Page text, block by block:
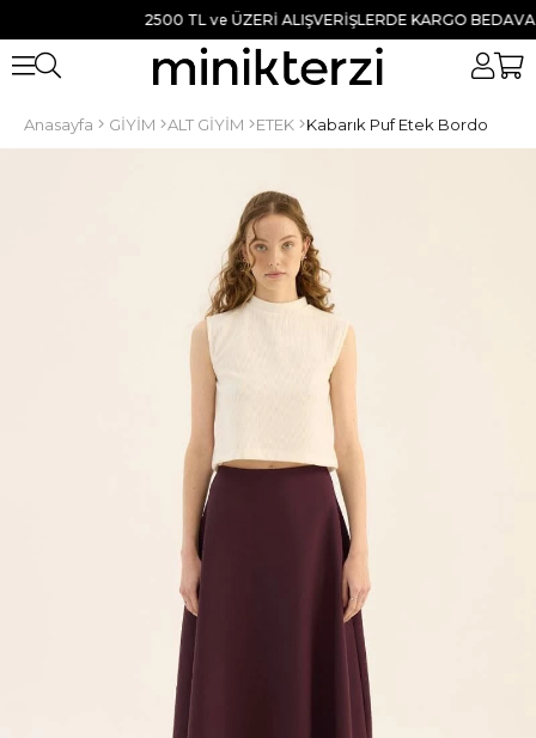
2500 TL ve ÜZERİ ALIŞVERİŞLERDE KARGO BEDAVA ●
Anasayfa GİYİM ALT GİYİM ETEK Kabarık Puf Etek Bordo